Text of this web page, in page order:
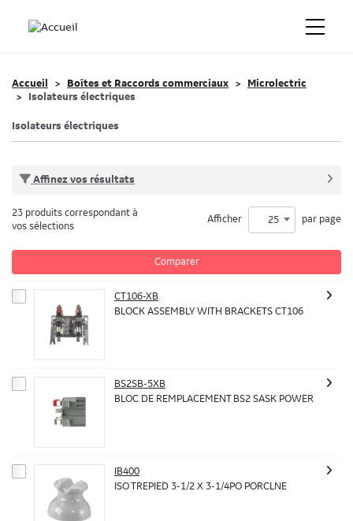
Accueil Boîtes et Raccords commerciaux
Microlectric
Isolateurs électriques
Isolateurs électriques
Affinez vos résultats
Comparer
23 produits correspondant à
vos sélections
Afficher 25 par page
CT106-XB
BLOCK ASSEMBLY WITH BRACKETS CT106
BS2SB-5XB
BLOC DE REMPLACEMENT BS2 SASK POWER
IB400
ISO TREPIED 3-1/2 X 3-1/4PO PORCLNE